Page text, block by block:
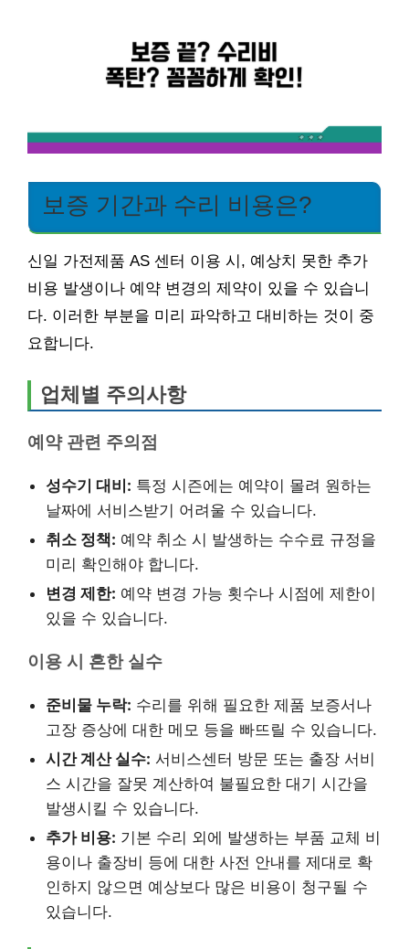
보증 기간과 수리 비용은?
신일 가전제품 AS 센터 이용 시, 예상치 못한 추가
비용 발생이나 예약 변경의 제약이 있을 수 있습니
다. 이러한 부분을 미리 파악하고 대비하는 것이 중
요합니다.
업체별 주의사항
예약 관련 주의점
성수기 대비: 특정 시즌에는 예약이 몰려 원하는
날짜에 서비스받기 어려울 수 있습니다.
취소 정책: 예약 취소 시 발생하는 수수료 규정을
미리 확인해야 합니다.
변경 제한: 예약 변경 가능 횟수나 시점에 제한이
있을 수 있습니다.
이용 시 흔한 실수
준비물 누락: 수리를 위해 필요한 제품 보증서나
고장 증상에 대한 메모 등을 빠뜨릴 수 있습니다.
시간 계산 실수: 서비스센터 방문 또는 출장 서비
스 시간을 잘못 계산하여 불필요한 대기 시간을
발생시킬 수 있습니다.
추가 비용: 기본 수리 외에 발생하는 부품 교체 비
용이나 출장비 등에 대한 사전 안내를 제대로 확
인하지 않으면 예상보다 많은 비용이 청구될 수
있습니다.